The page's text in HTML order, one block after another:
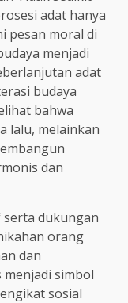
adat hanya
pesan moral di
menjadi
adat
budaya
bahwa
lalu, melainkan
dan
serta dukungan
orang
dan
simbol
sosial